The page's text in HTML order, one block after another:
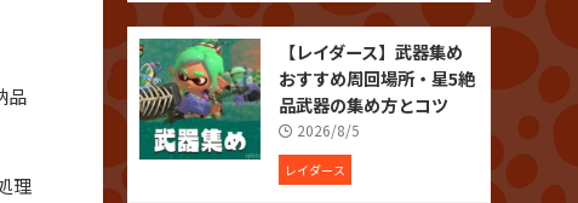
品
理
【レイダース】武器集め
おすすめ周回場所・星5絶
品武器の集め方とコツ
2026/8/5
レイダース